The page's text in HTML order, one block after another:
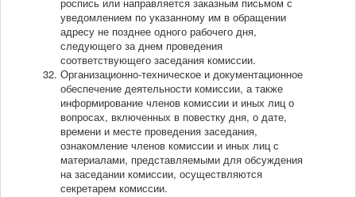
роспись или направляется заказным письмом с
уведомлением по указанному им в обращении
адресу не позднее одного рабочего дня,
следующего за днем проведения
соответствующего заседания комиссии.
Организационно-техническое и документационное
обеспечение деятельности комиссии, а также
информирование членов комиссии и иных лиц о
вопросах, включенных в повестку дня, о дате,
времени и месте проведения заседания,
ознакомление членов комиссии и иных лиц с
материалами, представляемыми для обсуждения
на заседании комиссии, осуществляются
секретарем комиссии.